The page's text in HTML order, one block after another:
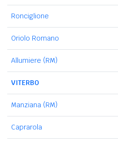
Ronciglione
Oriolo Romano
Allumiere (RM)
VITERBO
Manziana (RM)
Caprarola